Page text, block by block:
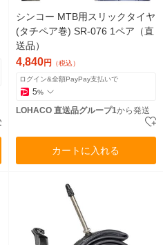
シンコー MTB用スリックタイヤ
(タチペア巻) SR-076 1ペア（直
送品）
4,840円 （税込）
ログイン&全額PayPay支払いで
5%
LOHACO 直送品グループ1から発送
カートに入れる